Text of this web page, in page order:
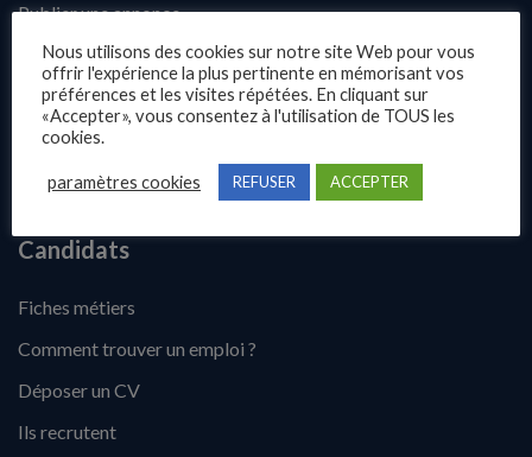
Publier une annonce
Offres d’emploi
Questions fréquentes
Blog
Contact
Candidats
Fiches métiers
Comment trouver un emploi ?
Déposer un CV
Ils recrutent
Nous utilisons des cookies sur notre site Web pour vous
offrir l'expérience la plus pertinente en mémorisant vos
préférences et les visites répétées. En cliquant sur
«Accepter», vous consentez à l'utilisation de TOUS les
cookies.
paramètres cookies REFUSER ACCEPTER